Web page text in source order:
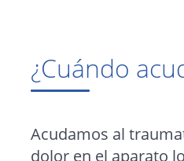
¿Cuándo
Acudamos al
dolor en el aparato